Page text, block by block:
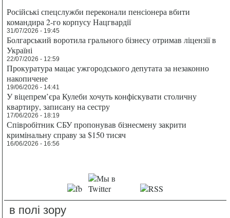
Російські спецслужби переконали пенсіонера вбити
командира 2-го корпусу Нацгвардії
31/07/2026 - 19:45
Болгарський воротила грального бізнесу отримав ліцензії в
Україні
22/07/2026 - 12:59
Прокуратура мацає ужгородського депутата за незаконно
накопичене
19/06/2026 - 14:41
У віцепрем’єра Кулеби хочуть конфіскувати столичну
квартиру, записану на сестру
17/06/2026 - 18:19
Співробітник СБУ пропонував бізнесмену закрити
кримінальну справу за $150 тисяч
16/06/2026 - 16:56
в полі зору